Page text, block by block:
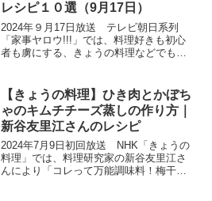
レシピ１０選（9月17日）
2024年９月17日放送 テレビ朝日系列
「家事ヤロウ!!!」では、料理好きも初心
者も虜にする、きょうの料理などでも有
ベストレシピ10選が続々と登場。土井先
生の大ファンの松...
【きょうの料理】ひき肉とかぼち
ゃのキムチチーズ蒸しの作り方｜
新谷友里江さんのレシピ
2024年7月9日初回放送 NHK「きょうの
料理」では、料理研究家の新谷友里江さ
んにより「コレって万能調味料！梅干